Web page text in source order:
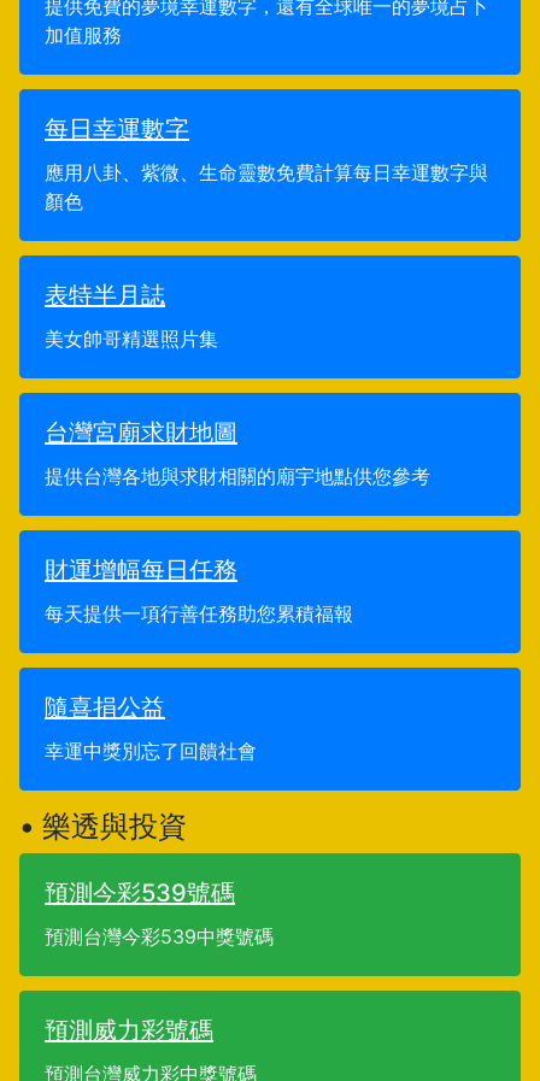
提供免費的夢境幸運數字，還有全球唯一的夢境占卜
加值服務
每日幸運數字
應用八卦、紫微、生命靈數免費計算每日幸運數字與
顏色
表特半月誌
美女帥哥精選照片集
台灣宮廟求財地圖
提供台灣各地與求財相關的廟宇地點供您參考
財運增幅每日任務
每天提供一項行善任務助您累積福報
隨喜捐公益
幸運中獎別忘了回饋社會
• 樂透與投資
預測今彩539號碼
預測台灣今彩539中獎號碼
預測威力彩號碼
預測台灣威力彩中獎號碼